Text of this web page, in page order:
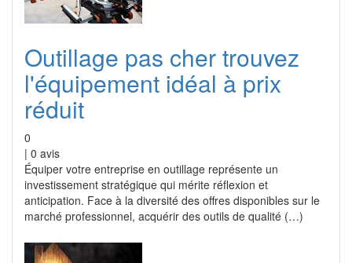
Outillage pas cher trouvez
l'équipement idéal à prix
réduit
0
| 0 avis
Équiper votre entreprise en outillage représente un
investissement stratégique qui mérite réflexion et
anticipation. Face à la diversité des offres disponibles sur le
marché professionnel, acquérir des outils de qualité (…)